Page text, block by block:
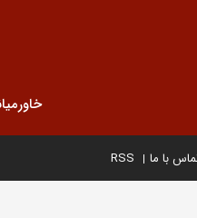
با ما RSS